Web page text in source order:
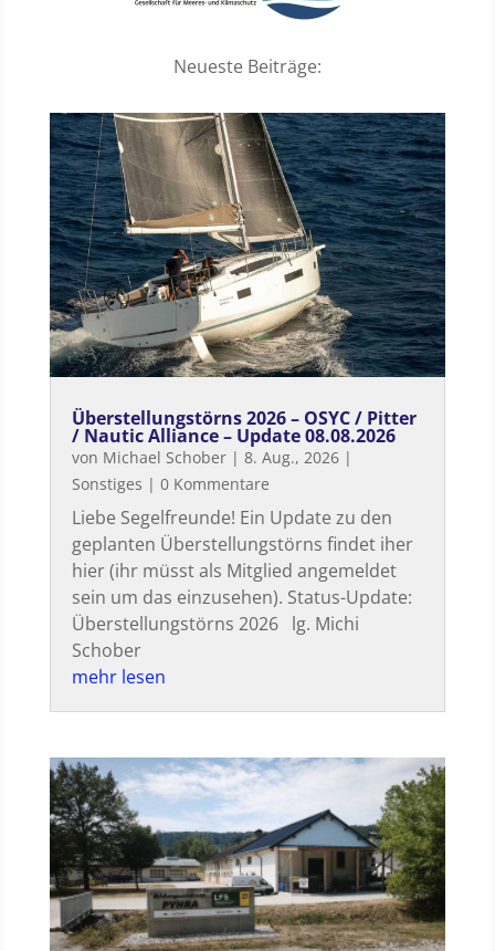
Neueste Beiträge:
Überstellungstörns 2026 – OSYC / Pitter
/ Nautic Alliance – Update 08.08.2026
von Michael Schober| 8. Aug., 2026|
Sonstiges | 0 Kommentare
Liebe Segelfreunde! Ein Update zu den
geplanten Überstellungstörns findet iher
hier (ihr müsst als Mitglied angemeldet
sein um das einzusehen). Status-Update:
Überstellungstörns 2026 lg. Michi
Schober
mehr lesen